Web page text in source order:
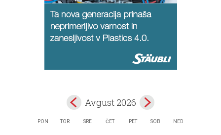
Avgust 2026
PON TOR SRE ČET PET SOB NED